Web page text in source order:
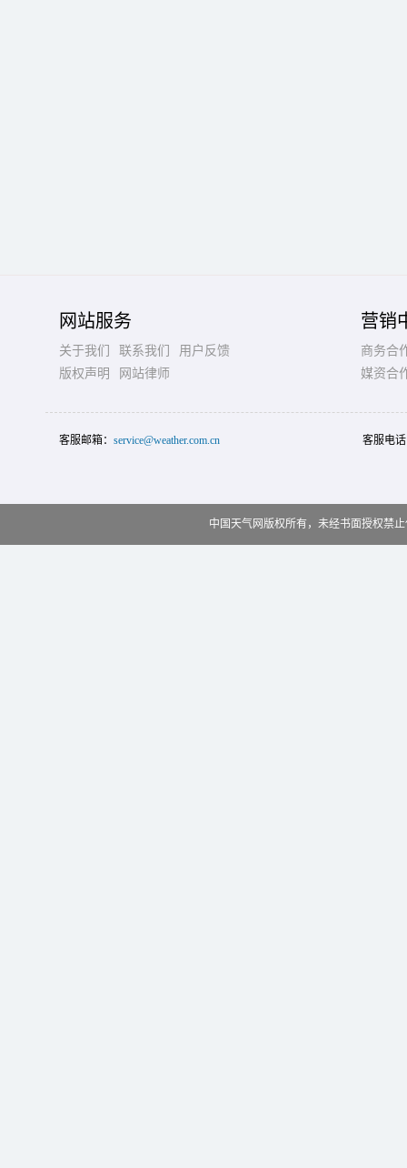
网站服务
关于我们 联系我们
用户反馈
版权声明
网站律师
营销
商务合
媒资合
客服邮箱： service@weather.com.cn 客服电
中国天气网版权所有，未经书面授权